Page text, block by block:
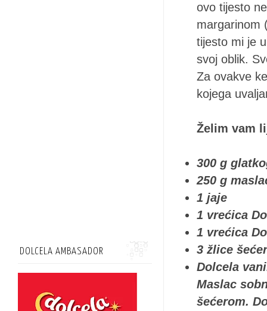
ovo tijesto
margarinom
tijesto mi je
svoj oblik.
Za ovakve
kojega
Želim vam
300 g
250 g
1 jaje
1 vrećica
1 vrećica
3 žlice
Dolcela
Maslac
šećerom.
DOLCELA AMBASADOR